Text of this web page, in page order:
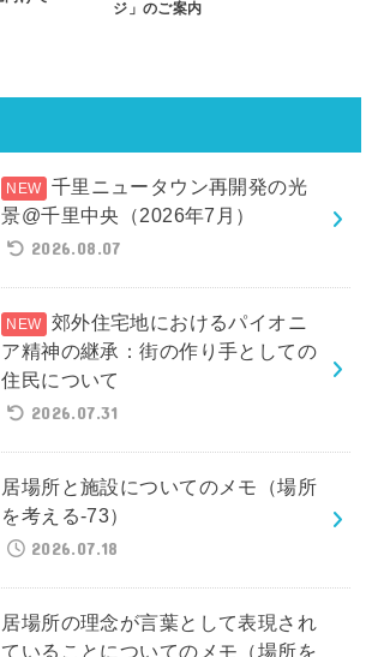
ジ」のご案内
千里ニュータウン再開発の光
景@千里中央（2026年7月）
2026.08.07
郊外住宅地におけるパイオニ
ア精神の継承：街の作り手としての
住民について
2026.07.31
居場所と施設についてのメモ（場所
を考える-73）
2026.07.18
居場所の理念が言葉として表現され
ていることについてのメモ（場所を